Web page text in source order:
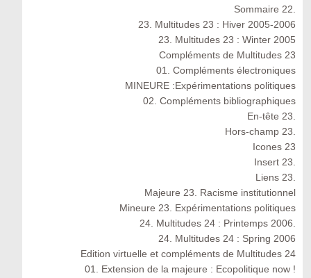
Sommaire 22.
23. Multitudes 23 : Hiver 2005-2006
23. Multitudes 23 : Winter 2005
Compléments de Multitudes 23
01. Compléments électroniques
MINEURE :Expérimentations politiques
02. Compléments bibliographiques
En-tête 23.
Hors-champ 23.
Icones 23
Insert 23.
Liens 23.
Majeure 23. Racisme institutionnel
Mineure 23. Expérimentations politiques
24. Multitudes 24 : Printemps 2006.
24. Multitudes 24 : Spring 2006
Edition virtuelle et compléments de Multitudes 24
01. Extension de la majeure : Ecopolitique now !